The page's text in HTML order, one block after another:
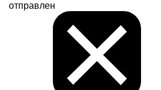
отправлен